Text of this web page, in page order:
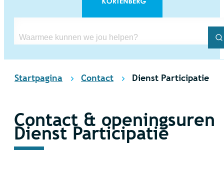
Waarmee kunnen we jou helpen?
Startpagina Contact Dienst Participatie
Contact & openingsuren
Dienst Participatie